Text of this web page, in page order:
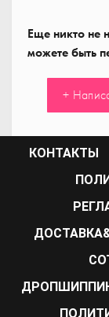
Еще никто не
можете быть
+
КОНТАКТЫ